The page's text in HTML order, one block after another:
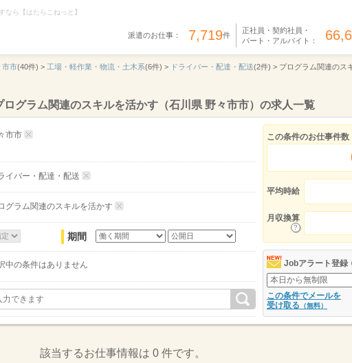
なら【はたらこねっと】
派遣のお仕事： 7,719件
正社員・契約社員・
パート・アルバイト：
市市(40件) > 工場・軽作業・物流・土木系(6件) > ドライバー・配達・配送(2件) > プログラム関連のス
ログラム関連のスキルを活かす（石川県 野々市市）の求人一覧
市市
イバー・配達・配送
グラム関連のスキルを活かす
期間
中の条件はありません
この条件のお仕事件数
平均時給
月収換算
Jobアラート登録
この条件でメールを
受け取る （無料）
該当するお仕事情報は 0 件です。